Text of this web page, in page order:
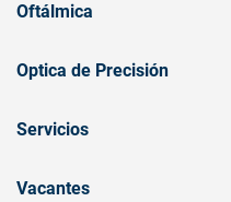
Oftálmica
Optica de Precisión
Servicios
Vacantes